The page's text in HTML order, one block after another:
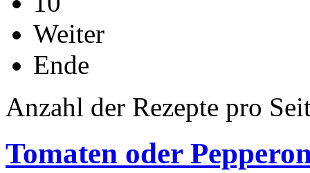
Weiter
Ende
Anzahl der Rezepte pro
Tomaten oder